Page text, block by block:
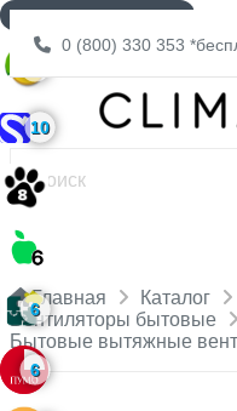
0 (800) 330 353
Главная Каталог
Вентиляторы бытовые
Бытовые вытяжные
ДОСТАВКА БЕСПЛАТНО
10
6
6